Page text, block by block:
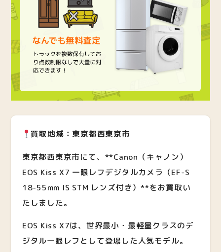
買取地域：東京都西東京市
東京都西東京市にて、**Canon（キャノン）
EOS Kiss X7 一眼レフデジタルカメラ（EF-S
18-55mm IS STM レンズ付き）**をお買取い
たしました。
EOS Kiss X7は、世界最小・最軽量クラスのデ
ジタル一眼レフとして登場した人気モデル。